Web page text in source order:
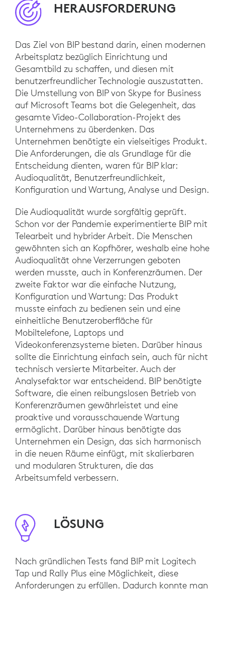
HERAUSFORDERUNG
Das Ziel von BIP bestand darin, einen modernen
Arbeitsplatz bezüglich Einrichtung und
Gesamtbild zu schaffen, und diesen mit
benutzerfreundlicher Technologie auszustatten.
Die Umstellung von BIP von Skype for Business
auf Microsoft Teams bot die Gelegenheit, das
gesamte Video-Collaboration-Projekt des
Unternehmens zu überdenken. Das
Unternehmen benötigte ein vielseitiges Produkt.
Die Anforderungen, die als Grundlage für die
Entscheidung dienten, waren für BIP klar:
Audioqualität, Benutzerfreundlichkeit,
Konfiguration und Wartung, Analyse und Design.
Die Audioqualität wurde sorgfältig geprüft.
Schon vor der Pandemie experimentierte BIP mit
Telearbeit und hybrider Arbeit. Die Menschen
gewöhnten sich an Kopfhörer, weshalb eine hohe
Audioqualität ohne Verzerrungen geboten
werden musste, auch in Konferenzräumen. Der
zweite Faktor war die einfache Nutzung,
Konfiguration und Wartung: Das Produkt
musste einfach zu bedienen sein und eine
einheitliche Benutzeroberfläche für
Mobiltelefone, Laptops und
Videokonferenzsysteme bieten. Darüber hinaus
sollte die Einrichtung einfach sein, auch für nicht
technisch versierte Mitarbeiter. Auch der
Analysefaktor war entscheidend. BIP benötigte
Software, die einen reibungslosen Betrieb von
Konferenzräumen gewährleistet und eine
proaktive und vorausschauende Wartung
ermöglicht. Darüber hinaus benötigte das
Unternehmen ein Design, das sich harmonisch
in die neuen Räume einfügt, mit skalierbaren
und modularen Strukturen, die das
Arbeitsumfeld verbessern.
LÖSUNG
Nach gründlichen Tests fand BIP mit Logitech
Tap und Rally Plus eine Möglichkeit, diese
Anforderungen zu erfüllen. Dadurch konnte man